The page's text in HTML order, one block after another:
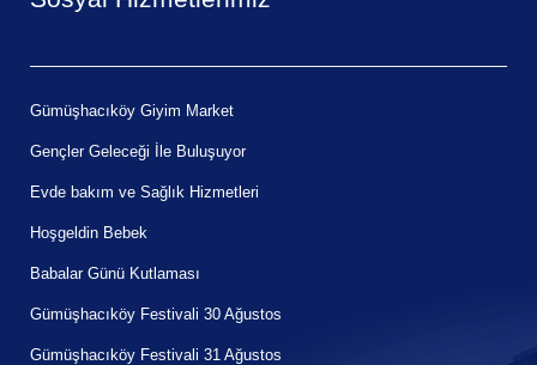
Gümüşhacıköy Giyim Market
Gençler Geleceği İle Buluşuyor
Evde bakım ve Sağlık Hizmetleri
Hoşgeldin Bebek
Babalar Günü Kutlaması
Gümüşhacıköy Festivali 30 Ağustos
Gümüşhacıköy Festivali 31 Ağustos